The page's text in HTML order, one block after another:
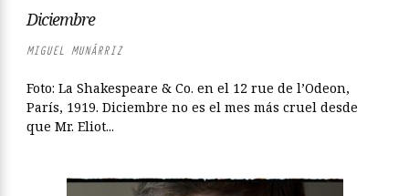
Diciembre
MIGUEL MUNÁRRIZ
Foto: La Shakespeare & Co. en el 12 rue de l’Odeon,
París, 1919. Diciembre no es el mes más cruel desde
que Mr. Eliot...